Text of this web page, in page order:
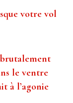
votre vol
le ventre
à l’agonie